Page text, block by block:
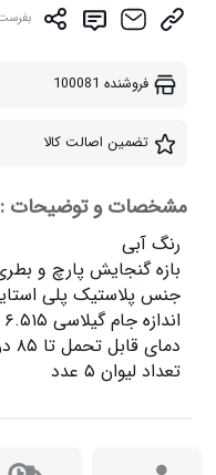
فروشنده 100081
تضمین اصالت کالا
مشخصات و توضیحات :
تعداد لیوان ۵ عدد